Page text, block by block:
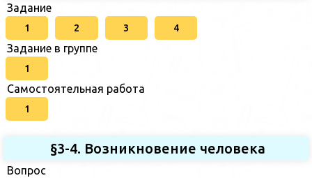
Задание
1 2 3 4
Задание в группе
1
Самостоятельная работа
1
§3-4. Возникновение человека
Вопрос